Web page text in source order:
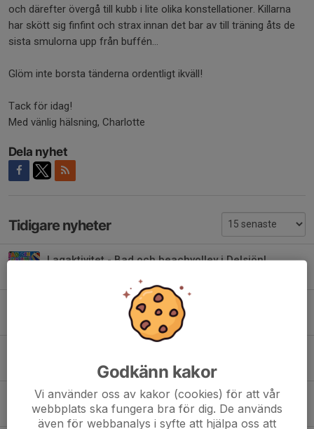
och därefter övergå till kubb i lite olika konstellationer. Killarna
har skött sig finfint och strax innan det bar av till träning åts de
sista smulorna upp från buffén…
Glöm inte borsta tänderna ordentligt ikväll!
Tack för idag!
Med vänlig hälsning, Charlotte
Dela nyhet
Tidigare nyheter
Lagaktivitet - Bad och beachvolley i Delsjön!
0
9 jul, 11:25 0
Välkomna på grillkväll hos fam Strömberg!
9 jul, 11:18 0
Godkänn kakor
Vi använder oss av kakor (cookies) för att vår
webbplats ska fungera bra för dig. De används
även för webbanalys i syfte att hjälpa oss att